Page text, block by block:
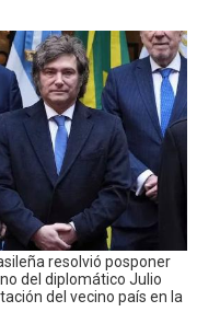
resolvió posponer
del diplomático Julio
del vecino país en la